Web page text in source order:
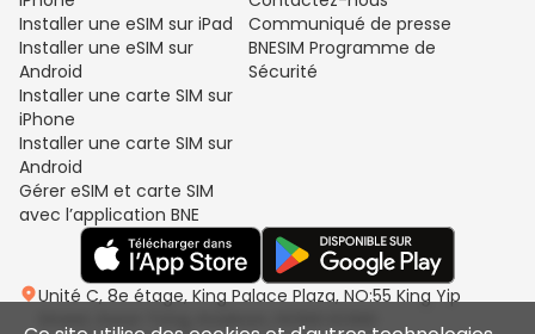
Installer une eSIM sur iPad
Installer une eSIM sur
Android
Installer une carte SIM sur
iPhone
Installer une carte SIM sur
Android
Gérer eSIM et carte SIM
avec l’application BNE
Communiqué de presse
BNESIM Programme de
Sécurité
Unité C, 8e étage, King Palace Plaza, NO:55 King Yip
Street, Kwun Tong, Kowloon, HONG KONG